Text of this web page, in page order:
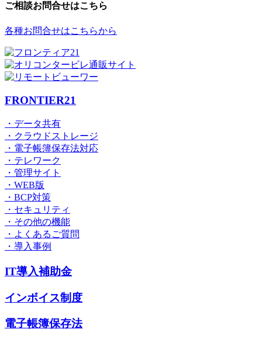
ご相談お問合せはこちら
各種お問合せはこちらから
FRONTIER21
・データ共有
・クラウドストレージ
・電子帳簿保存法対応
・テレワーク
・管理サイト
・WEB版
・BCP対策
・セキュリティ
・その他の機能
・よくあるご質問
・導入事例
IT導入補助金
インボイス制度
電子帳簿保存法